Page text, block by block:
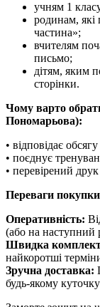
учням 1
родинам,
частина»;
вчителям
письмо;
дітям, яким
сторінки.
Чому варто
Пономарьова):
• відповідає
• поєднує
• перевірений
Переваги
Оперативність:
(або на наступний
Швидка
найкоротші
Зручна доставка:
будь-якому